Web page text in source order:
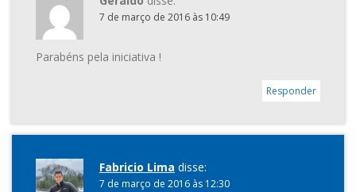
7 de março de 2016 às 10:49
Parabéns pela iniciativa !
Responder
Fabricio Lima disse:
7 de março de 2016 às 12:30